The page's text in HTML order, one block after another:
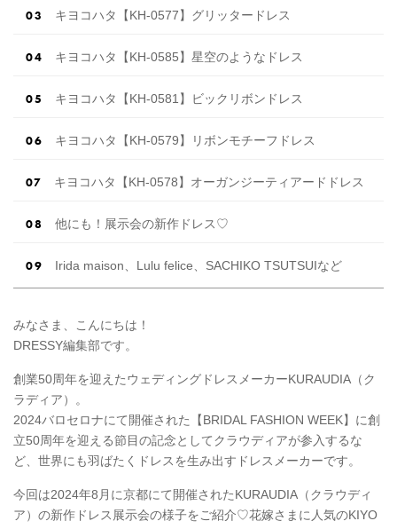
キヨコハタ【KH-0577】グリッタードレス
キヨコハタ【KH-0585】星空のようなドレス
キヨコハタ【KH-0581】ビックリボンドレス
キヨコハタ【KH-0579】リボンモチーフドレス
キヨコハタ【KH-0578】オーガンジーティアードドレス
他にも！展示会の新作ドレス♡
Irida maison、Lulu felice、SACHIKO TSUTSUIなど
みなさま、こんにちは！
DRESSY編集部です。
創業50周年を迎えたウェディングドレスメーカーKURAUDIA（ク
ラディア）。
2024バロセロナにて開催された【BRIDAL FASHION WEEK】に創
立50周年を迎える節目の記念としてクラウディアが参入するな
ど、世界にも羽ばたくドレスを生み出すドレスメーカーです。
今回は2024年8月に京都にて開催されたKURAUDIA（クラウディ
ア）の新作ドレス展示会の様子をご紹介♡花嫁さまに人気のKIYO